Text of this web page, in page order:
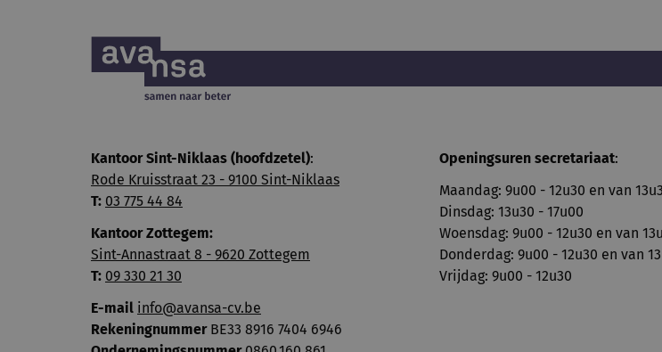
Kantoor Sint-Niklaas (hoofdzetel):
Rode Kruisstraat 23 - 9100 Sint-Niklaas
T: 03 775 44 84
Kantoor Zottegem:
Sint-Annastraat 8 - 9620 Zottegem
T: 09 330 21 30
E-mail info@avansa-cv.be
Rekeningnummer BE33 8916 7404 6946
Openingsuren secretariaat:
Maandag: 9u00 - 12u30 en van
Dinsdag: 13u30 - 17u00
Woensdag: 9u00 - 12u30 en van
Donderdag: 9u00 - 12u30 en van
Vrijdag: 9u00 - 12u30